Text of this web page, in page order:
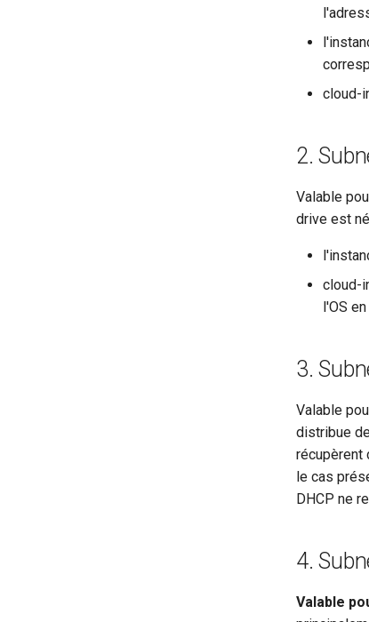
cloud-
2.
Valable
drive est
cloud-
l'OS
3.
Valable
distribue
récupèrent
le cas
DHCP ne
4.
Valable